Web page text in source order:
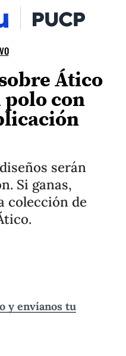
Ático
con
serán
Si ganas,
colección de
y envíanos tu